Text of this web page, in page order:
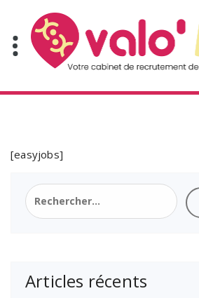
contenu
[easyjobs]
Rechercher :
Articles récents